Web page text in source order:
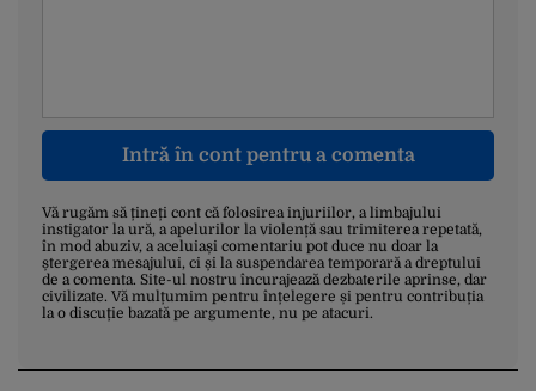
Intră în cont pentru a comenta
Vă rugăm să țineți cont că folosirea injuriilor, a limbajului
instigator la ură, a apelurilor la violență sau trimiterea repetată,
în mod abuziv, a aceluiași comentariu pot duce nu doar la
ștergerea mesajului, ci și la suspendarea temporară a dreptului
de a comenta. Site-ul nostru încurajează dezbaterile aprinse, dar
civilizate. Vă mulțumim pentru înțelegere și pentru contribuția
la o discuție bazată pe argumente, nu pe atacuri.